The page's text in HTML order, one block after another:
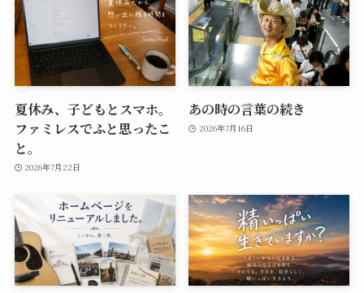
夏休み、子どもとスマホ。
ファミレスでふと思ったこ
と。
2026年7月22日
あの時の言葉の続き
2026年7月16日